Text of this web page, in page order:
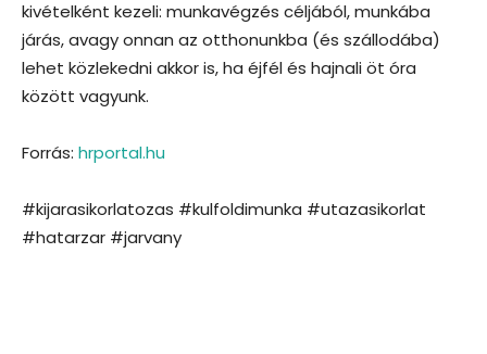
kivételként kezeli: munkavégzés céljából, munkába
járás, avagy onnan az otthonunkba (és szállodába)
lehet közlekedni akkor is, ha éjfél és hajnali öt óra
között vagyunk.
Forrás: hrportal.hu
#kijarasikorlatozas #kulfoldimunka #utazasikorlat
#hatarzar #jarvany